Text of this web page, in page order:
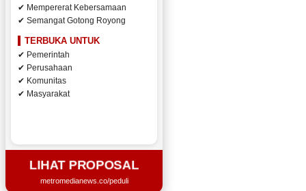
✔ Mempererat Kebersamaan
✔ Semangat Gotong Royong
TERBUKA UNTUK
✔ Pemerintah
✔ Perusahaan
✔ Komunitas
✔ Masyarakat
LIHAT PROPOSAL
metromedianews.co/peduli